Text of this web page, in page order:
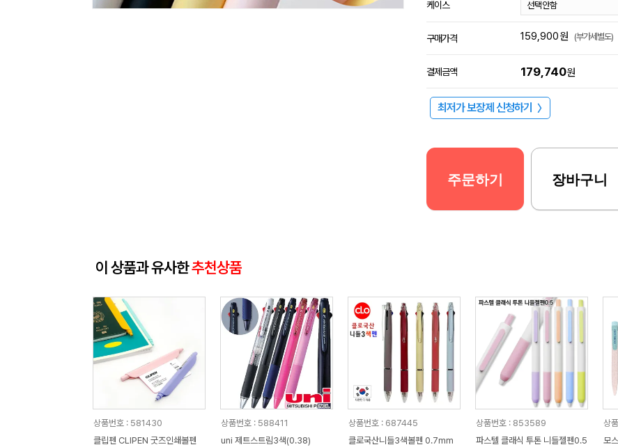
케이스
구매가격 159,900원 (부가세별도)
결제금액 179,740원
최저가 보장제 신청하기 〉
주문하기 장바구니
이 상품과 유사한추천상품
상품번호 : 581430
클립펜 CLIPEN 굿즈인쇄볼펜
상품번호 : 588411
uni 제트스트림3색(0.38)
상품번호 : 687445
클로국산니들3색볼펜 0.7mm
상품번호 : 853589
파스텔 클래식 투톤 니들젤펜0.5
상
모